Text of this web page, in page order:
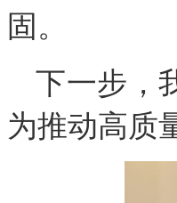
固。
下一步，
为推动高质